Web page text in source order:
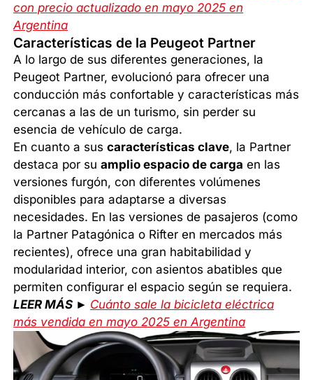
con precio actualizado en mayo 2025 en
Argentina
Características de la Peugeot Partner
A lo largo de sus diferentes generaciones, la
Peugeot Partner, evolucionó para ofrecer una
conducción más confortable y características más
cercanas a las de un turismo, sin perder su
esencia de vehículo de carga.
En cuanto a suscaracterísticas clave, la Partner
destaca por suamplio espacio de carga en las
versiones furgón, con diferentes volúmenes
disponibles para adaptarse a diversas
necesidades. En las versiones de pasajeros (como
la Partner Patagónica o Rifter en mercados más
recientes), ofrece una gran habitabilidad y
modularidad interior, con asientos abatibles que
permiten configurar el espacio según se requiera.
LEER MÁS ► Cuánto sale la bicicleta eléctrica
más vendida en mayo 2025 en Argentina